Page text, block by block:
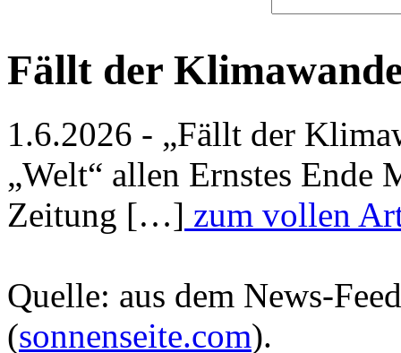
Fällt der
1.6.2026 - „Fällt der
„Welt“ allen Ernstes
Zeitung […] zum vollen
Quelle: aus dem News-
(sonnenseite.com).